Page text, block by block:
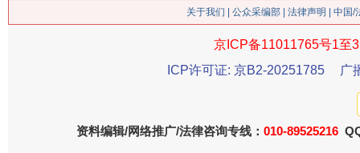
谢
关于我们 公众采编部 法律声明 | 中国
京ICP备11011765号1至
ICP许可证: 京B2-20251785
广
资料编辑/网络推广/法律咨询专线： 010-89525216